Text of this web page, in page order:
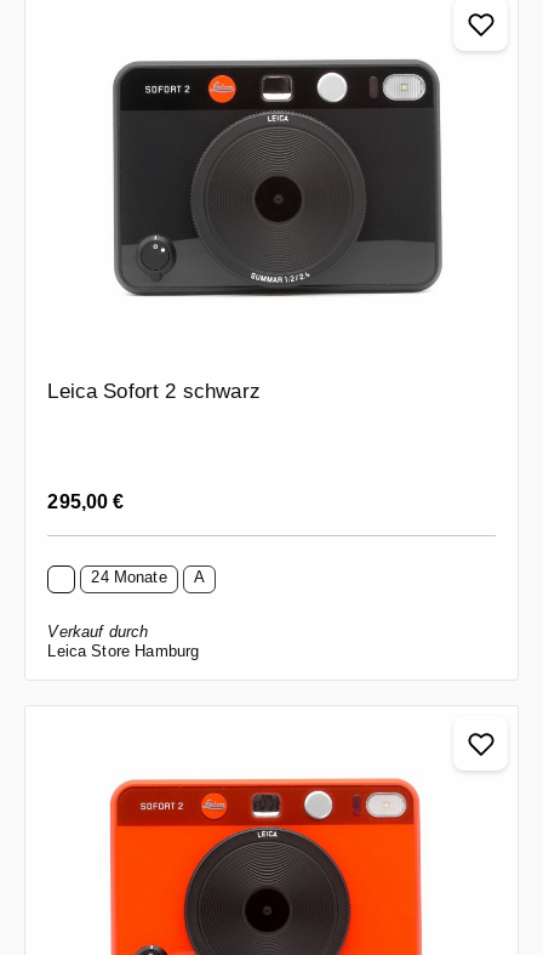
Leica Sofort 2 schwarz
Regulärer Preis:
295,00 €
24 Monate A
Verkauf durch
Leica Store Hamburg